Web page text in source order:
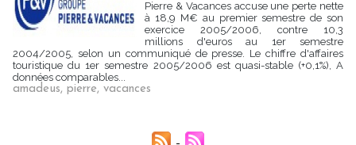
Pierre & Vacances accuse une perte nette
à 18,9 M€ au premier semestre de son
exercice 2005/2006, contre 10,3
millions d'euros au 1er semestre
2004/2005, selon un communiqué de presse. Le chiffre d'affaires
touristique du 1er semestre 2005/2006 est quasi-stable (+0,1%), A
données comparables...
amadeus, pierre, vacances